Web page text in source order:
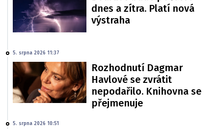
dnes a zítra. Platí nová
výstraha
5. srpna 2026 11:37
Rozhodnutí Dagmar
Havlové se zvrátit
nepodařilo. Knihovna se
přejmenuje
5. srpna 2026 10:51